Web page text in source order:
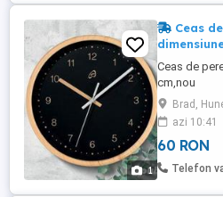
1
Ceas
Ceas de
cm,nou
Brad,
azi 10:41
60 RON
Telefon